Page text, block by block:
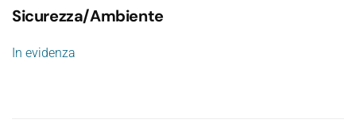
Sicurezza/Ambiente
In evidenza